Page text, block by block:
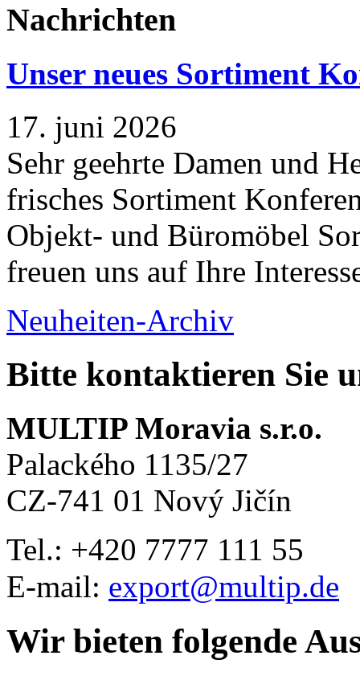
Nachrichten
Unser neues Sortiment
17. juni 2026
Sehr geehrte Damen und
frisches Sortiment
Objekt- und Büromöbel
freuen uns auf Ihre
Neuheiten-Archiv
Bitte kontaktieren Sie
MULTIP Moravia s.r.o.
Palackého 1135/27
CZ-741 01 Nový Jičín
Tel.: +420 7777 111 55
E-mail: export@multip.de
Wir bieten folgende